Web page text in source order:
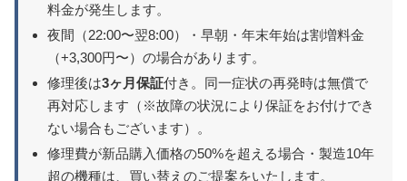
料金が発生します。
夜間（22:00〜翌8:00）・早朝・年末年始は割増料金
（+3,300円〜）の場合があります。
修理後は3ヶ月保証付き。同一症状の再発時は無償で
再対応します（※故障の状況により保証をお付けでき
ない場合もございます）。
修理費が新品購入価格の50%を超える場合・製造10年
超の機種は、買い替えのご提案をいたします。